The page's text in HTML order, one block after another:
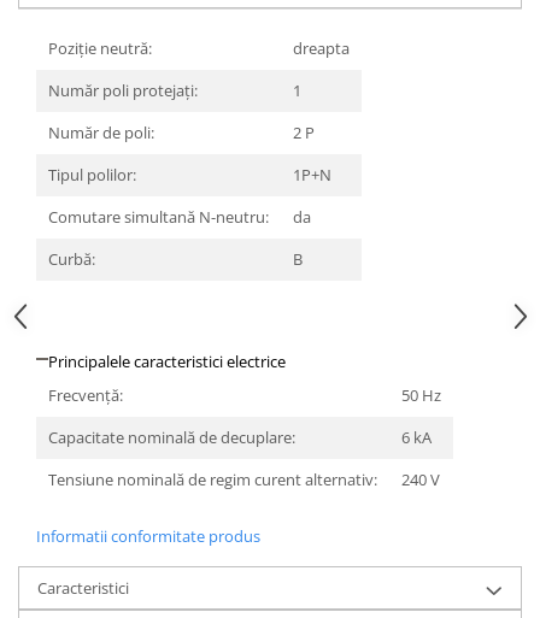
Poziție neutră:
dreapta
Număr poli protejați:
1
Număr de poli:
2 P
Tipul polilor:
1P+N
Comutare simultană N-neutru:
da
Curbă:
B
Principalele caracteristici electrice
Frecvenţă:
50 Hz
Capacitate nominală de decuplare:
6 kA
Tensiune nominală de regim curent alternativ:
240 V
Informatii conformitate produs
Caracteristici